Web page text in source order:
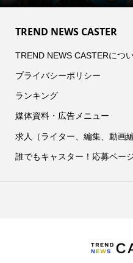
TREND NEWS CASTER
TREND NEWS CASTERにつ
プライバシーポリシー
ランキング
媒体資料・広告メニュー
求人（ライター、編集、動画
誰でもキャスター！応募ペー